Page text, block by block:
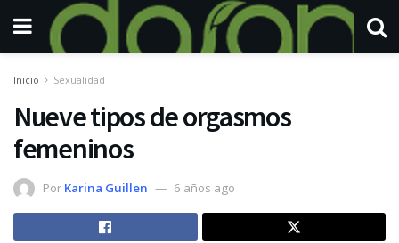
Inicio Sexualidad
Nueve tipos de orgasmos
femeninos
Por Karina Guillen 6 años ago